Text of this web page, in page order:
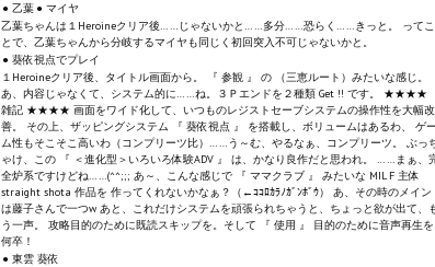
● 乙葉 ● マイヤ
乙葉ちゃんは１Heroineクリア後……じゃないかと……多分……恐らく……きっと。 ってこ
とで、乙葉ちゃんから分岐するマイヤも同じく初回突入不可じゃないかと。
● 葵依視点でプレイ
１Heroineクリア後、タイトル画面から。 『 参観 』 の （三恵ルート）みたいな感じ。
あ、内容じゃなくて、システム的に……ね。３Ｐエンドを２種類 Get !! です。 ★★★★
雑記 ★★★★ 画面をワイド化して、いつものレジストセーブシステムの操作性を大幅改
善。 その上、ザッピングシステム 『 葵依視点 』 を搭載し、ボリュームはあるわ、 ゲー
ム性もそこそこ高いわ（コンプリーツ比）……う～む、やるなぁ、コンプリーツ。 ぶっ
ゃけ、この 『 ＜進化型＞いろいろ体験ADV 』 は、かなり良作だと思われ。 ……まぁ、
全炉系ですけどね……(^^;;; あ～、こんな感じで 『 ママクラブ 』 みたいな MILＦ主体
straight shota 作品を 作ってくれないかなぁ？（←ｺｺﾛｶﾗﾉｶﾞﾝﾎﾞｳ） あ、その時のメイン
は藤子さんで一つw あと、これだけシステムを頑張られちゃうと、ちょっと欲が出て、
う一声。 攻略目的のために既読スキップを。そして 『 使用 』 目的のために音声再生を
何卒！
● 東雲 葵依